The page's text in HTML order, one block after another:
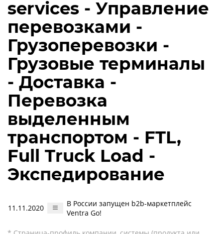
services - Управление
перевозками -
Грузоперевозки -
Грузовые терминалы
- Доставка -
Перевозка
выделенным
транспортом - FTL,
Full Truck Load -
Экспедирование
11.11.2020
В России запущен b2b-маркетплейс
Ventra Go!